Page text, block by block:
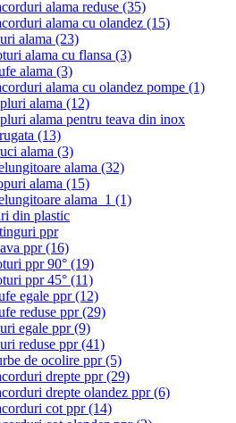
alama reduse (35)
alama cu olandez (15)
alama (23)
alama cu flansa (3)
alama (3)
alama cu olandez pompe (1)
alama (12)
alama pentru teava din inox
(13)
alama (3)
alama (32)
alama (15)
alama_1 (1)
din plastic
ppr
ppr(16)
ppr 90° (19)
ppr 45° (11)
egale ppr(12)
reduse ppr(29)
egale ppr(9)
reduse ppr(41)
de ocolire ppr(5)
drepte ppr(29)
drepte olandez ppr(6)
cot ppr(14)